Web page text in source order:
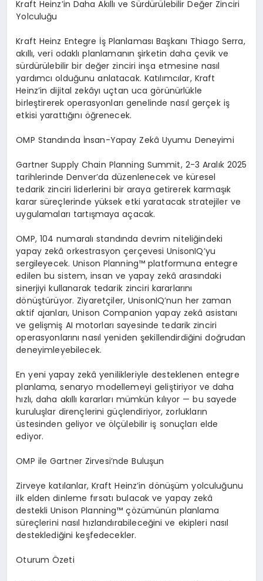
Kraft Heinz’in Daha Akıllı ve Sürdürülebilir Değer Zinciri
Yolculuğu
Kraft Heinz Entegre İş Planlaması Başkanı Thiago Serra,
akıllı, veri odaklı planlamanın şirketin daha çevik ve
sürdürülebilir bir değer zinciri inşa etmesine nasıl
yardımcı olduğunu anlatacak. Katılımcılar, Kraft
Heinz’in dijital zekâyı uçtan uca görünürlükle
birleştirerek operasyonları genelinde nasıl gerçek iş
etkisi yarattığını öğrenecek.
OMP Standında İnsan-Yapay Zekâ Uyumu Deneyimi
Gartner Supply Chain Planning Summit, 2-3 Aralık 2025
tarihlerinde Denver’da düzenlenecek ve küresel
tedarik zinciri liderlerini bir araya getirerek karmaşık
karar süreçlerinde yüksek etki yaratacak stratejiler ve
uygulamaları tartışmaya açacak.
OMP, 104 numaralı standında devrim niteliğindeki
yapay zekâ orkestrasyon çerçevesi UnisonIQ’yu
sergileyecek. Unison Planning™ platformuna entegre
edilen bu sistem, insan ve yapay zekâ arasındaki
sinerjiyi kullanarak tedarik zinciri kararlarını
dönüştürüyor. Ziyaretçiler, UnisonIQ’nun her zaman
aktif ajanları, Unison Companion yapay zekâ asistanı
ve gelişmiş AI motorları sayesinde tedarik zinciri
operasyonlarını nasıl yeniden şekillendirdiğini doğrudan
deneyimleyebilecek.
En yeni yapay zekâ yenilikleriyle desteklenen entegre
planlama, senaryo modellemeyi geliştiriyor ve daha
hızlı, daha akıllı kararları mümkün kılıyor — bu sayede
kuruluşlar dirençlerini güçlendiriyor, zorlukların
üstesinden geliyor ve ölçülebilir iş sonuçları elde
ediyor.
OMP ile Gartner Zirvesi’nde Buluşun
Zirveye katılanlar, Kraft Heinz’in dönüşüm yolculuğunu
ilk elden dinleme fırsatı bulacak ve yapay zekâ
destekli Unison Planning™ çözümünün planlama
süreçlerini nasıl hızlandırabileceğini ve ekipleri nasıl
desteklediğini keşfedecekler.
Oturum Özeti